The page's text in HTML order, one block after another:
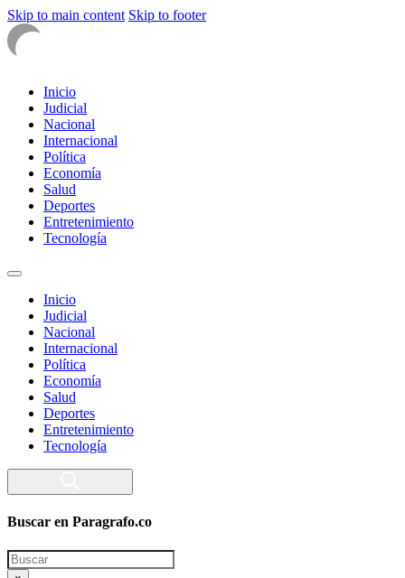
Skip to main content Skip to footer
Inicio
Judicial
Nacional
Internacional
Política
Economía
Salud
Deportes
Entretenimiento
Tecnología
Inicio
Judicial
Nacional
Internacional
Política
Economía
Salud
Deportes
Entretenimiento
Tecnología
Buscar en Paragrafo.co
Search